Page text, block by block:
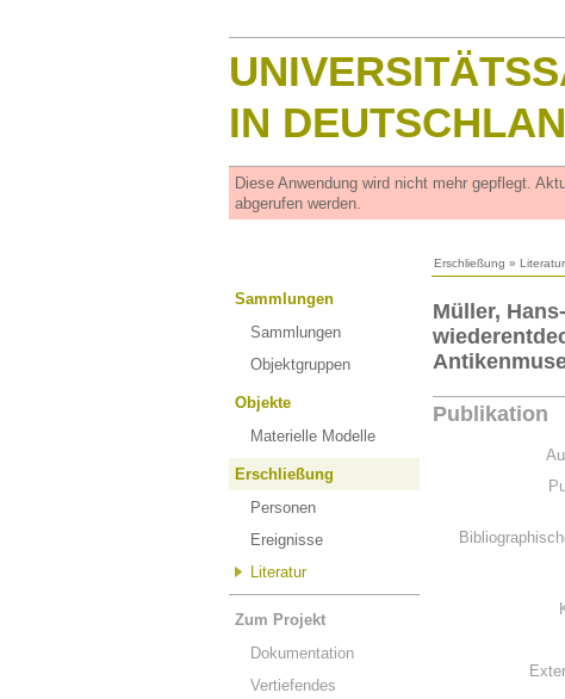
IN
Diese Anwendung wird nicht mehr gepflegt.
abgerufen werden.
Erschließung » Literatur
Sammlungen
Sammlungen
Objektgruppen
Objekte
Materielle Modelle
Erschließung
Personen
Ereignisse
Literatur
Zum Projekt
Dokumentation
Vertiefendes
Müller,
Publikation